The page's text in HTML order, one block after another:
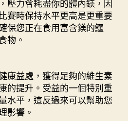
壓力會耗盡你的體內鎂，因
賽時保持水平更高是更重要
保您正在食用富含鎂的鱷
物。
康益處，獲得足夠的維生素
的提升。受益的一個特別重
水平，這反過來可以幫助您
影響。